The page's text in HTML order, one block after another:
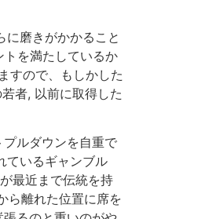
磨きがかかること
を満たしているか
すので、もしかした
者, 以前に取得した
ルダウンを自重で
ているギャンブル
最近まで伝統を持
ら離れた位置に席を